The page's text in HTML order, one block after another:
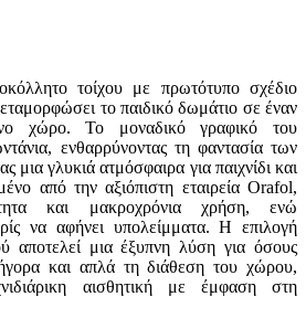
τοίχου με πρωτότυπο σχέδιο
το παιδικό δωμάτιο σε έναν
χώρο. Το μοναδικό γραφικό του
ενθαρρύνοντας τη φαντασία των
μια γλυκιά ατμόσφαιρα για παιχνίδι και
από την αξιόπιστη εταιρεία Orafol,
και μακροχρόνια χρήση, ενώ
να αφήνει υπολείμματα. Η επιλογή
αποτελεί μια έξυπνη λύση για όσους
και απλά τη διάθεση του χώρου,
αισθητική με έμφαση στη